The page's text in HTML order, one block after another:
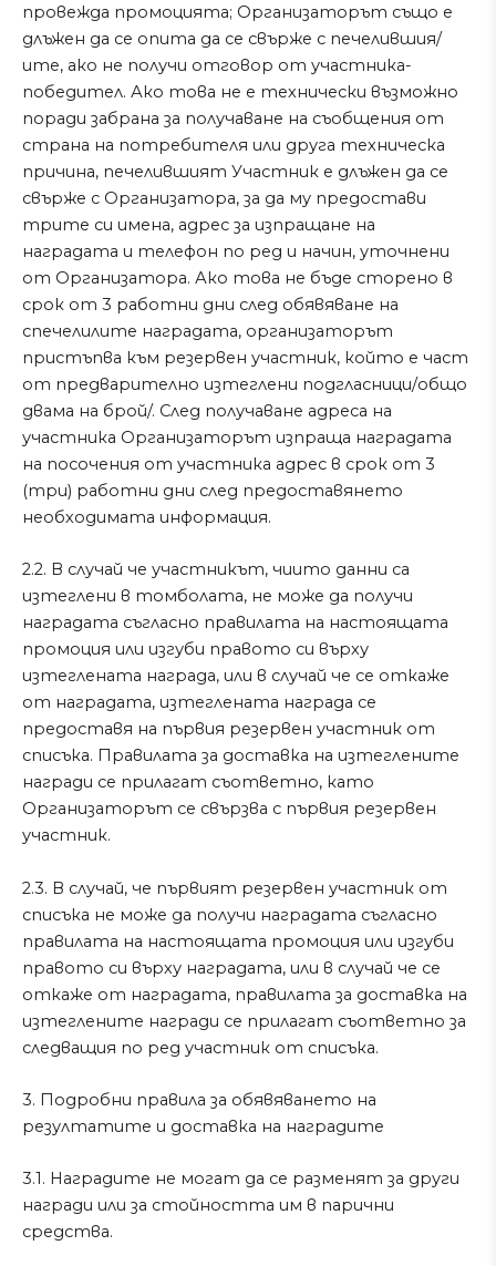
провежда промоцията; Организаторът също е
длъжен да се опита да се свърже с печелившия/
ите, ако не получи отговор от участника-
победител. Ако това не е технически възможно
поради забрана за получаване на съобщения от
страна на потребителя или друга техническа
причина, печелившият Участник е длъжен да се
свърже с Организатора, за да му предостави
трите си имена, адрес за изпращане на
наградата и телефон по ред и начин, уточнени
от Организатора. Ако това не бъде сторено в
срок от 3 работни дни след обявяване на
спечелилите наградата, организаторът
пристъпва към резервен участник, който е част
от предварително изтеглени подгласници/общо
двама на брой/. След получаване адреса на
участника Организаторът изпраща наградата
на посочения от участника адрес в срок от 3
(три) работни дни след предоставянето
необходимата информация.
2.2. В случай че участникът, чиито данни са
изтеглени в томболата, не може да получи
наградата съгласно правилата на настоящата
промоция или изгуби правото си върху
изтеглената награда, или в случай че се откаже
от наградата, изтеглената награда се
предоставя на първия резервен участник от
списъка. Правилата за доставка на изтеглените
награди се прилагат съответно, като
Организаторът се свързва с първия резервен
участник.
2.3. В случай, че първият резервен участник от
списъка не може да получи наградата съгласно
правилата на настоящата промоция или изгуби
правото си върху наградата, или в случай че се
откаже от наградата, правилата за доставка на
изтеглените награди се прилагат съответно за
следващия по ред участник от списъка.
3. Подробни правила за обявяването на
резултатите и доставка на наградите
3.1. Наградите не могат да се разменят за други
награди или за стойността им в парични
средства.